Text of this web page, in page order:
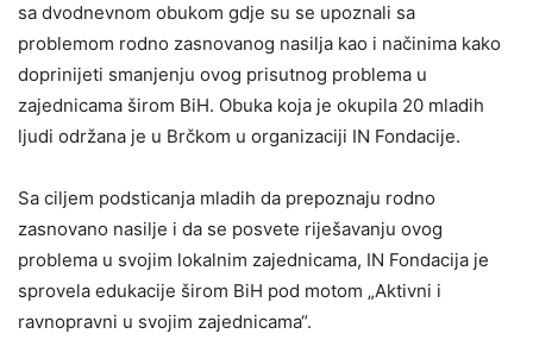
sa dvodnevnom obukom gdje su se upoznali sa
problemom rodno zasnovanog nasilja kao i načinima kako
doprinijeti smanjenju ovog prisutnog problema u
zajednicama širom BiH. Obuka koja je okupila 20 mladih
ljudi održana je u Brčkom u organizaciji IN Fondacije.
Sa ciljem podsticanja mladih da prepoznaju rodno
zasnovano nasilje i da se posvete riješavanju ovog
problema u svojim lokalnim zajednicama, IN Fondacija je
sprovela edukacije širom BiH pod motom „Aktivni i
ravnopravni u svojim zajednicama“.